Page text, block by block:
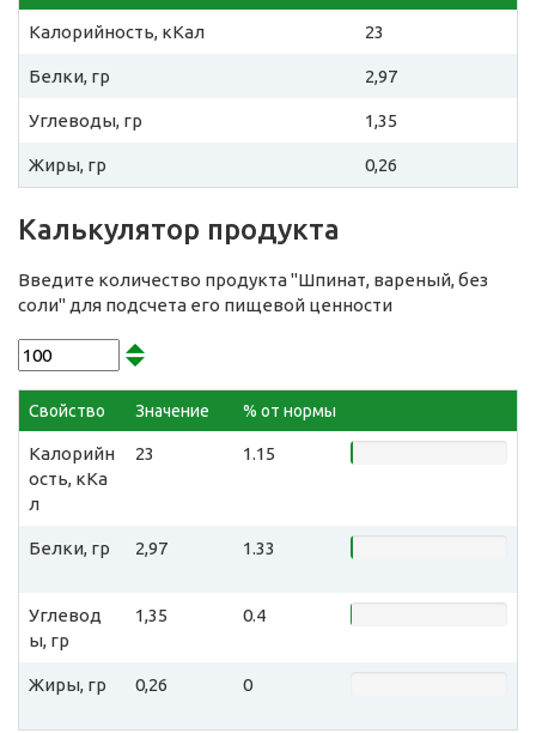
Калорийность, кКал 23
Белки, гр 2,97
Углеводы, гр 1,35
Жиры, гр 0,26
Калькулятор продукта
Введите количество продукта "Шпинат, вареный, без
соли" для подсчета его пищевой ценности
Свойство Значение % от нормы
Калорийн
ость, кКа
л
23 1.15
Белки, гр 2,97 1.33
Углевод
ы, гр
1,35 0.4
Жиры, гр 0,26 0